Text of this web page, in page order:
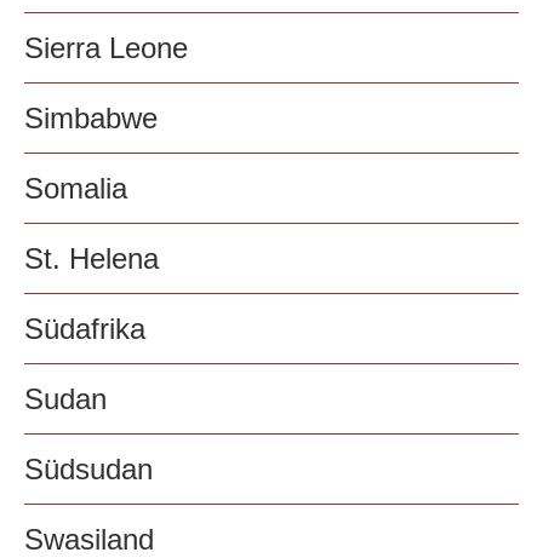
Sierra Leone
Simbabwe
Somalia
St. Helena
Südafrika
Sudan
Südsudan
Swasiland